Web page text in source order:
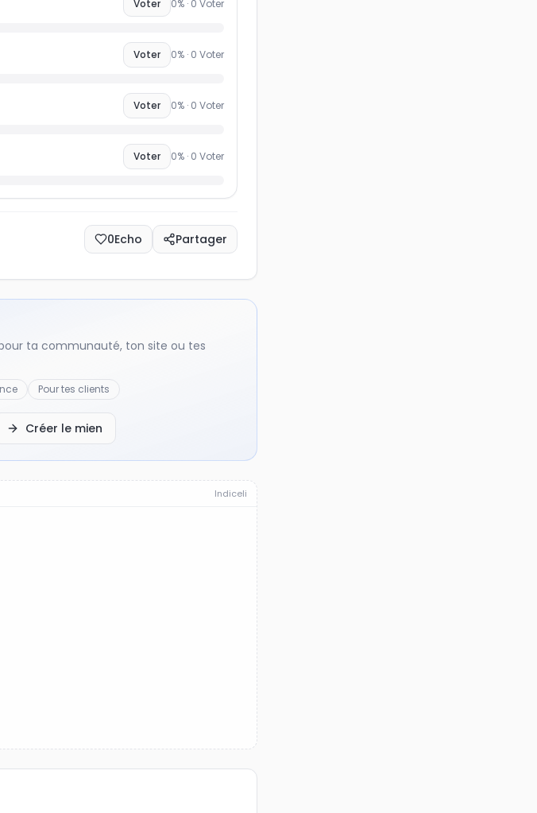
Voter 0% · 0 Voter
Voter 0% · 0 Voter
Voter 0% · 0 Voter
Voter 0% · 0 Voter
0Echo Partager
ta communauté, ton site ou tes
Pour tes clients
Créer le mien
Indiceli